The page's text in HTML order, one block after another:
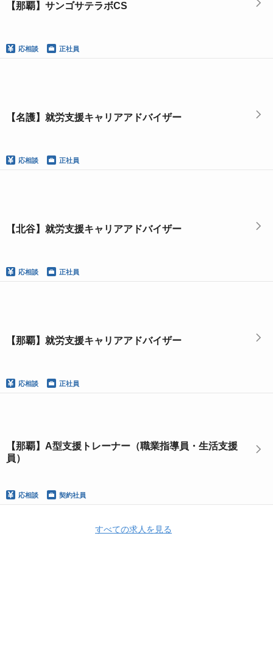
【那覇】サンゴサテラボCS
応相談 正社員
【名護】就労支援キャリアアドバイザー
応相談 正社員
【北谷】就労支援キャリアアドバイザー
応相談 正社員
【那覇】就労支援キャリアアドバイザー
応相談 正社員
【那覇】A型支援トレーナー（職業指導員・生活支援
員）
応相談 契約社員
すべての求人を見る